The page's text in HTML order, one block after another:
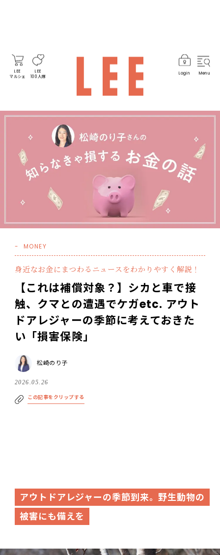
LEE
マルシェ
LEE
100人隊
Login Menu
MONEY
身近なお金にまつわるニュースをわかりやすく解説！
【これは補償対象？】シカと車で接
触、クマとの遭遇でケガetc. アウト
ドアレジャーの季節に考えておきた
い「損害保険」
松崎のり子
2026.05.26
この記事をクリップする
アウトドアレジャーの季節到来。野生動物の
被害にも備えを